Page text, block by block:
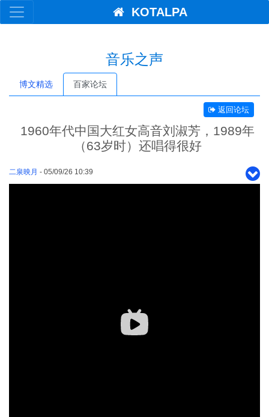
KOTALPA
音乐之声
博文精选 百家论坛
返回论坛
1960年代中国大红女高音刘淑芳，1989年
（63岁时）还唱得很好
二泉映月 - 05/09/26 10:39